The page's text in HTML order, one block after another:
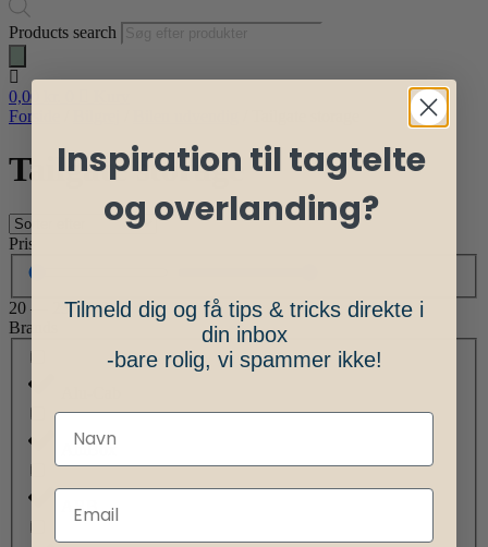
Products search
0,00
Forside
Tailgate storage
Pris
20 —
234.249
Brands
AluBox
ARB
Inspiration til tagtelte
og overlanding?
Tilmeld dig og få tips & tricks direkte i
din inbox
-bare rolig, vi spammer ikke!